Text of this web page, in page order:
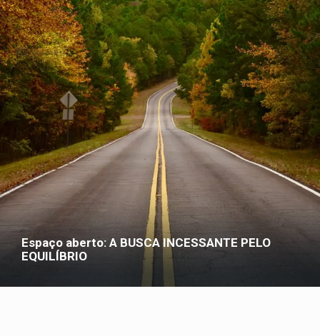
Espaço aberto: A BUSCA INCESSANTE PELO
EQUILÍBRIO